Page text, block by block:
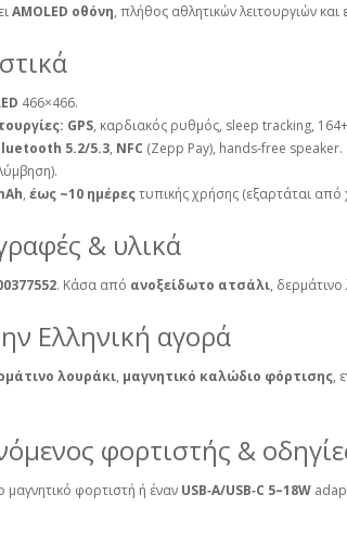
AMOLED οθόνη, πλήθος αθλητικών λειτουργιών
466×466.
GPS, καρδιακός ρυθμός, sleep tracking,
5.2/5.3, NFC (Zepp Pay), hands‑free speaker.
, έως ~10 ημέρεςτυπικής χρήσης (εξαρτάται από
& υλικά
. Κάσα από ανοξείδωτο ατσάλι,
Ελληνική αγορά
λουράκι, μαγνητικό καλώδιο φόρτισης,
φορτιστής &
φορτιστή ή έναν USB‑A/USB‑C 5–18W